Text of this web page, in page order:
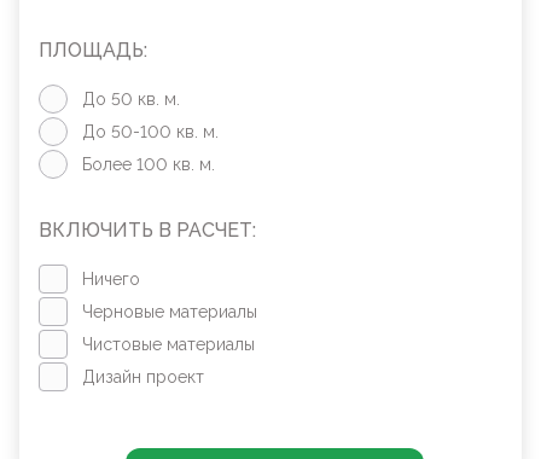
ПЛОЩАДЬ:
До 50 кв. м.
До 50-100 кв. м.
Более 100 кв. м.
ВКЛЮЧИТЬ В РАСЧЕТ:
Ничего
Черновые материалы
Чистовые материалы
Дизайн проект